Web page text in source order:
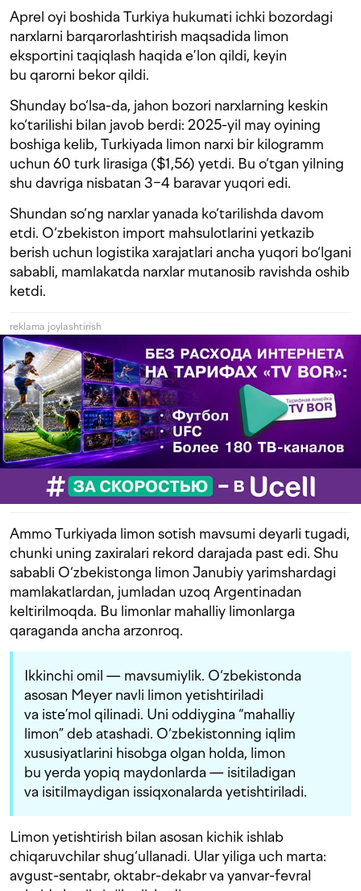
Aprel oyi boshida Turkiya hukumati ichki bozordagi
narxlarni barqarorlashtirish maqsadida limon
eksportini taqiqlash haqida e’lon qildi, keyin
bu qarorni bekor qildi.
Shunday bo‘lsa-da, jahon bozori narxlarning keskin
ko‘tarilishi bilan javob berdi: 2025-yil may oyining
boshiga kelib, Turkiyada limon narxi bir kilogramm
uchun 60 turk lirasiga ($1,56) yetdi. Bu o‘tgan yilning
shu davriga nisbatan 3−4 baravar yuqori edi.
Shundan so‘ng narxlar yanada ko‘tarilishda davom
etdi. O‘zbekiston import mahsulotlarini yetkazib
berish uchun logistika xarajatlari ancha yuqori bo‘lgani
sababli, mamlakatda narxlar mutanosib ravishda oshib
ketdi.
reklama joylashtirish
Ammo Turkiyada limon sotish mavsumi deyarli tugadi,
chunki uning zaxiralari rekord darajada past edi. Shu
sababli O‘zbekistonga limon Janubiy yarimshardagi
mamlakatlardan, jumladan uzoq Argentinadan
keltirilmoqda. Bu limonlar mahalliy limonlarga
qaraganda ancha arzonroq.
Ikkinchi omil — mavsumiylik. O‘zbekistonda
asosan Meyer navli limon yetishtiriladi
va iste’mol qilinadi. Uni oddiygina “mahalliy
limon” deb atashadi. O‘zbekistonning iqlim
xususiyatlarini hisobga olgan holda, limon
bu yerda yopiq maydonlarda — isitiladigan
va isitilmaydigan issiqxonalarda yetishtiriladi.
Limon yetishtirish bilan asosan kichik ishlab
chiqaruvchilar shug‘ullanadi. Ular yiliga uch marta:
avgust-sentabr, oktabr-dekabr va yanvar-fevral